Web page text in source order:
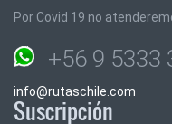
Por Covid 19 no
+56 9 5333
info@rutaschile.com
Suscripción